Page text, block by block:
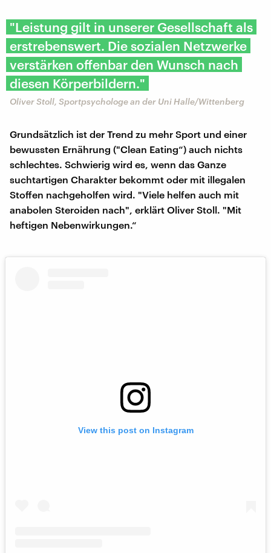
"Leistung gilt in unserer Gesellschaft als
erstrebenswert. Die sozialen Netzwerke
verstärken offenbar den Wunsch nach
diesen Körperbildern."
Oliver Stoll, Sportpsychologe an der Uni Halle/Wittenberg
Grundsätzlich ist der Trend zu mehr Sport und einer
bewussten Ernährung ("Clean Eating“) auch nichts
schlechtes. Schwierig wird es, wenn das Ganze
suchtartigen Charakter bekommt oder mit illegalen
Stoffen nachgeholfen wird. "Viele helfen auch mit
anabolen Steroiden nach", erklärt Oliver Stoll. "Mit
heftigen Nebenwirkungen.“
View this post on Instagram